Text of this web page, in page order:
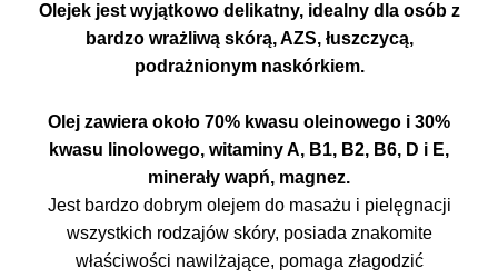
Olejek jest wyjątkowo delikatny, idealny dla osób z
bardzo wrażliwą skórą, AZS, łuszczycą,
podrażnionym naskórkiem.
Olej zawiera około 70% kwasu oleinowego i 30%
kwasu linolowego, witaminy A, B1, B2, B6, D i E,
minerały wapń, magnez.
Jest bardzo dobrym olejem do masażu i pielęgnacji
wszystkich rodzajów skóry, posiada znakomite
właściwości nawilżające, pomaga złagodzić